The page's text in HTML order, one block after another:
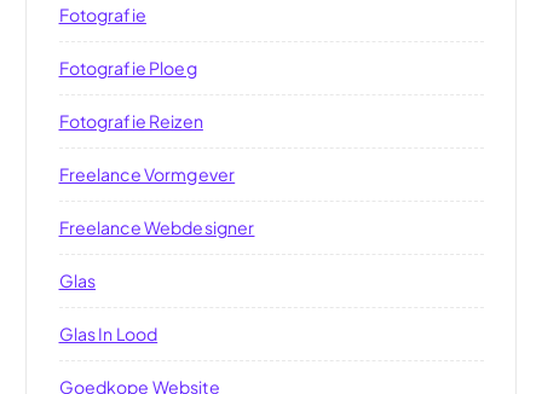
Fotografie
Fotografie Ploeg
Fotografie Reizen
Freelance Vormgever
Freelance Webdesigner
Glas
Glas In Lood
Goedkope Website